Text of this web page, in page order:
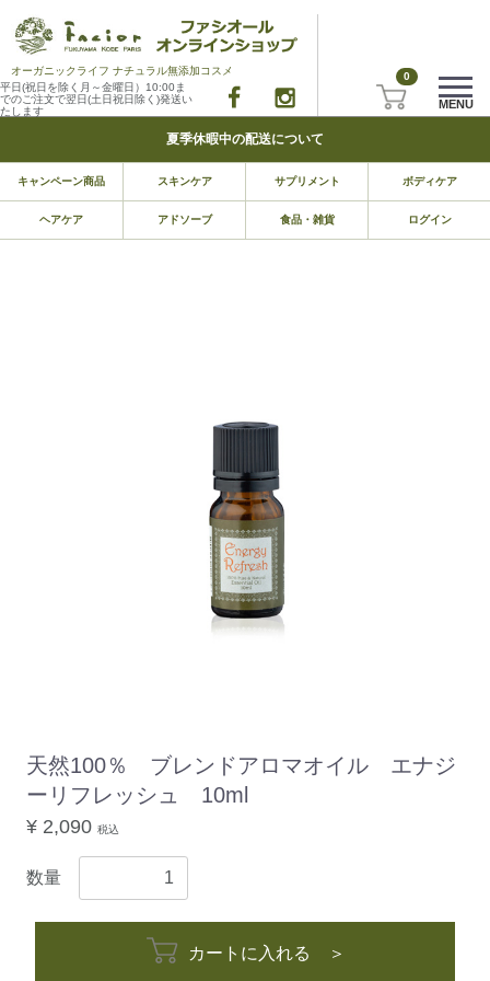
オーガニックライフ ナチュラル無添加コスメ
平日(祝日を除く月～金曜日）10:00ま
でのご注文で翌日(土日祝日除く)発送い
たします
0
MENU
夏季休暇中の配送について
キャンペーン商品 スキンケア サプリメント ボディケア
ヘアケア アドソーブ 食品・雑貨 ログイン
天然100％ ブレンドアロマオイル エナジ
ーリフレッシュ 10ml
¥ 2,090 税込
数量
カートに入れる ＞